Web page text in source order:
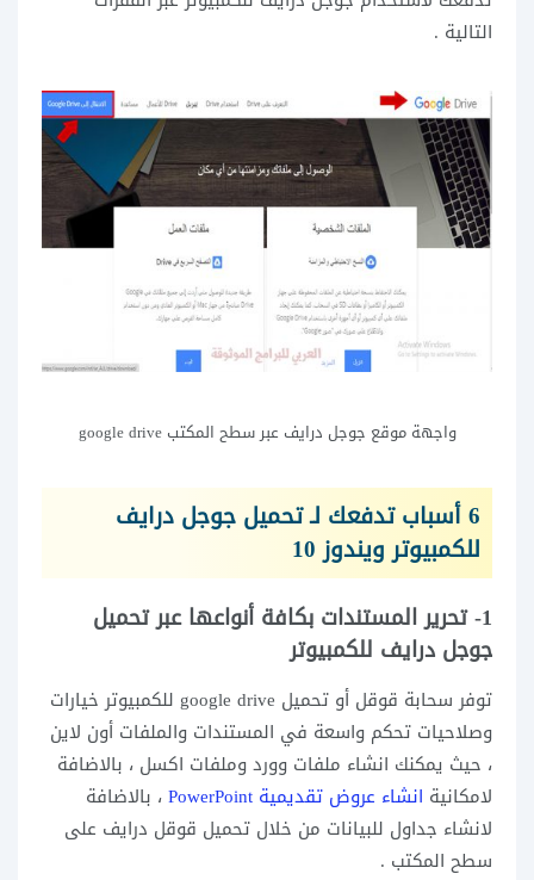
التالية .
واجهة موقع جوجل درايف عبر سطح المكتب google drive
6 أسباب تدفعك لـ تحميل جوجل درايف
للكمبيوتر ويندوز 10
1- تحرير المستندات بكافة أنواعها عبر تحميل
جوجل درايف للكمبيوتر
توفر سحابة قوقل أو تحميل google drive للكمبيوتر خيارات
وصلاحيات تحكم واسعة في المستندات والملفات أون لاين
، حيث يمكنك انشاء ملفات وورد وملفات اكسل ، بالاضافة
لامكانية انشاء عروض تقديمية PowerPoint
، بالاضافة
لانشاء جداول للبيانات من خلال تحميل قوقل درايف على
سطح المكتب .